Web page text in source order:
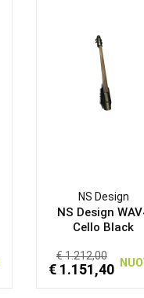
NS Design
NS Design
Cello Black
€ 1.212,00
€ 1.151,40